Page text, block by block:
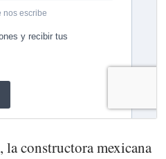
la constructora mexicana